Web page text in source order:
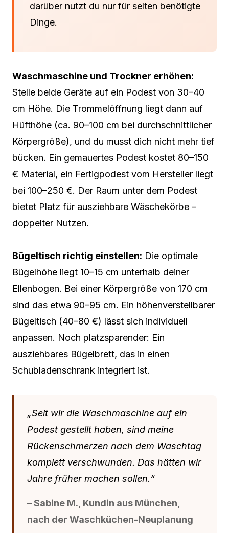
darüber nutzt du nur für selten benötigte
Dinge.
Waschmaschine und Trockner erhöhen:
Stelle beide Geräte auf ein Podest von 30–40
cm Höhe. Die Trommelöffnung liegt dann auf
Hüfthöhe (ca. 90–100 cm bei durchschnittlicher
Körpergröße), und du musst dich nicht mehr tief
bücken. Ein gemauertes Podest kostet 80–150
€ Material, ein Fertigpodest vom Hersteller liegt
bei 100–250 €. Der Raum unter dem Podest
bietet Platz für ausziehbare Wäschekörbe –
doppelter Nutzen.
Bügeltisch richtig einstellen: Die optimale
Bügelhöhe liegt 10–15 cm unterhalb deiner
Ellenbogen. Bei einer Körpergröße von 170 cm
sind das etwa 90–95 cm. Ein höhenverstellbarer
Bügeltisch (40–80 €) lässt sich individuell
anpassen. Noch platzsparender: Ein
ausziehbares Bügelbrett, das in einen
Schubladenschrank integriert ist.
„Seit wir die Waschmaschine auf ein
Podest gestellt haben, sind meine
Rückenschmerzen nach dem Waschtag
komplett verschwunden. Das hätten wir
Jahre früher machen sollen.“
– Sabine M., Kundin aus München,
nach der Waschküchen-Neuplanung